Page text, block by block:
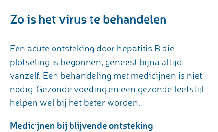
Zo is het virus te behandelen
Een acute ontsteking door hepatitis B die
plotseling is begonnen, geneest bijna altijd
vanzelf. Een behandeling met medicijnen is niet
nodig. Gezonde voeding en een gezonde leefstijl
helpen wel bij het beter worden.
Medicijnen bij blijvende ontsteking